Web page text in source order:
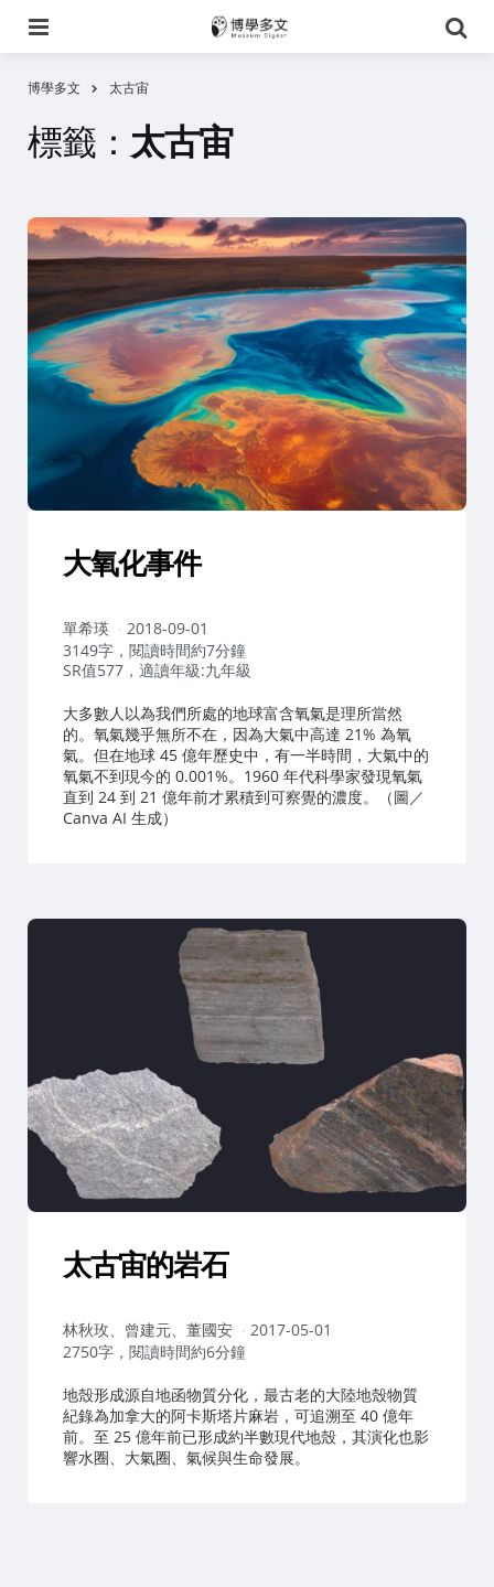
尋
博學多文 太古宙
標籤： 太古宙
大氧化事件
作
者：
單希瑛
2018-09-01
3149字，閱讀時間約7分鐘
SR值577，適讀年級:九年級
大多數人以為我們所處的地球富含氧氣是理所當然
的。氧氣幾乎無所不在，因為大氣中高達 21% 為氧
氣。但在地球 45 億年歷史中，有一半時間，大氣中的
氧氣不到現今的 0.001%。1960 年代科學家發現氧氣
直到 24 到 21 億年前才累積到可察覺的濃度。（圖／
Canva AI 生成）
太古宙的岩石
作
者：
林秋玫、曾建元、董國安
2017-05-01
2750字，閱讀時間約6分鐘
地殼形成源自地函物質分化，最古老的大陸地殼物質
紀錄為加拿大的阿卡斯塔片麻岩，可追溯至 40 億年
前。至 25 億年前已形成約半數現代地殼，其演化也影
響水圈、大氣圈、氣候與生命發展。